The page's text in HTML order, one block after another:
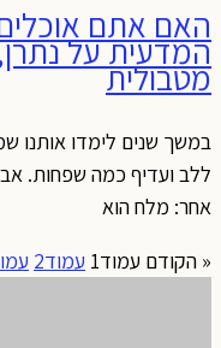
האם אתם
המדעית על
מטבולית
במשך שנים לימדו אותנו
ללב ועדיף כמה שפחות.
אחר: מלח הוא
« הקודם עמוד1 עמוד2